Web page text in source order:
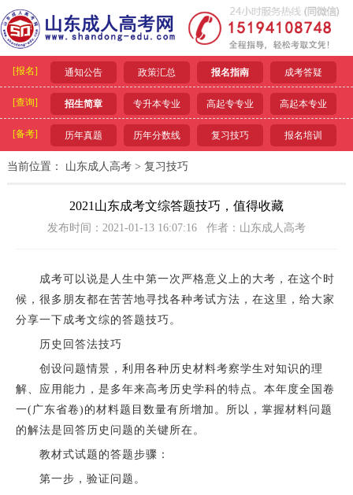
[报名] 通知公告 政策汇总 报名指南 成考答疑
[查询] 招生简章 专升本专业 高起专专业 高起本专业
[备考] 历年真题 历年分数线 复习技巧 报名培训
当前位置： 山东成人高考> 复习技巧
2021山东成考文综答题技巧，值得收藏
发布时间：2021-01-13 16:07:16 作者：山东成人高考
成考可以说是人生中第一次严格意义上的大考，在这个时
候，很多朋友都在苦苦地寻找各种考试方法，在这里，给大家
分享一下成考文综的答题技巧。
历史回答法技巧
创设问题情景，利用各种历史材料考察学生对知识的理
解、应用能力，是多年来高考历史学科的特点。本年度全国卷
一(广东省卷)的材料题目数量有所增加。所以，掌握材料问题
的解法是回答历史问题的关键所在。
教材式试题的答题步骤：
第一步，验证问题。